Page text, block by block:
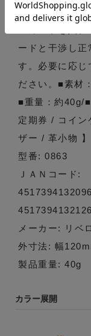
き手を付けま
ードと干渉し正
す。必要に応じ
ださい。■素材
■重量：約40g/
定期券 / コイ
ザー / 革小物 】
型番: 0863
ＪＡＮコード:
メーカー: リベ
外寸法: 幅
製品重量: 40g
カラー展開